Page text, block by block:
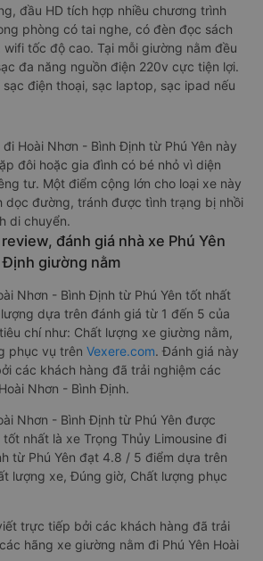
đầu HD tích hợp nhiều chương trình
phòng có tai nghe, có đèn đọc sách
wifi tốc độ cao. Tại mỗi giường nằm đều
đa năng nguồn điện 220v cực tiện lợi.
điện thoại, sạc laptop, sạc ipad nếu
Hoài Nhơn - Bình Định từ Phú Yên này
đôi hoặc gia đình có bé nhỏ vì diện
tư. Một điểm cộng lớn cho loại xe này
dọc đường, tránh được tình trạng bị nhồi
di chuyển.
đánh giá nhà xe Phú Yên
giường nằm
Nhơn - Bình Định từ Phú Yên tốt nhất
dựa trên đánh giá từ 1 đến 5 của
chí như: Chất lượng xe giường nằm,
phục vụ trên Vexere.com. Đánh giá này
các khách hàng đã trải nghiệm các
Nhơn - Bình Định.
Nhơn - Bình Định từ Phú Yên được
nhất là xe Trọng Thủy Limousine đi
từ Phú Yên đạt 4.8 / 5 điểm dựa trên
lượng xe, Đúng giờ, Chất lượng phục
trực tiếp bởi các khách hàng đã trải
hãng xe giường nằm đi Phú Yên Hoài